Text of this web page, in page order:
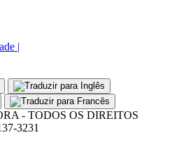
|
- TODOS OS DIREITOS
3231